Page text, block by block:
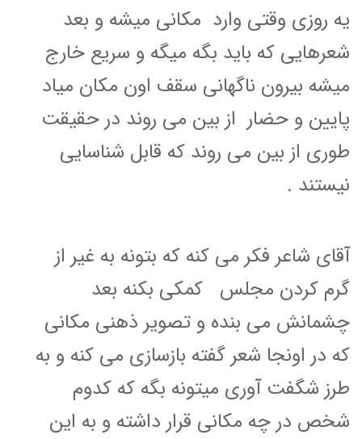
یه روزی وقتی وارد مکانی میشه و بعد
شعرهایی که باید بگه میگه و سریع خارج
میشه بیرون ناگهانی سقف اون مکان میاد
پایین و حضار از بین می روند در حقیقت
طوری از بین می روند که قابل شناسایی
نیستند .
آقای شاعر فکر می کنه که بتونه به غیر از
گرم کردن مجلس کمکی بکنه بعد
چشمانش می بنده و تصویر ذهنی مکانی
که در اونجا شعر گفته بازسازی می کنه و به
طرز شگفت آوری میتونه بگه که کدوم
شخص در چه مکانی قرار داشته و به این